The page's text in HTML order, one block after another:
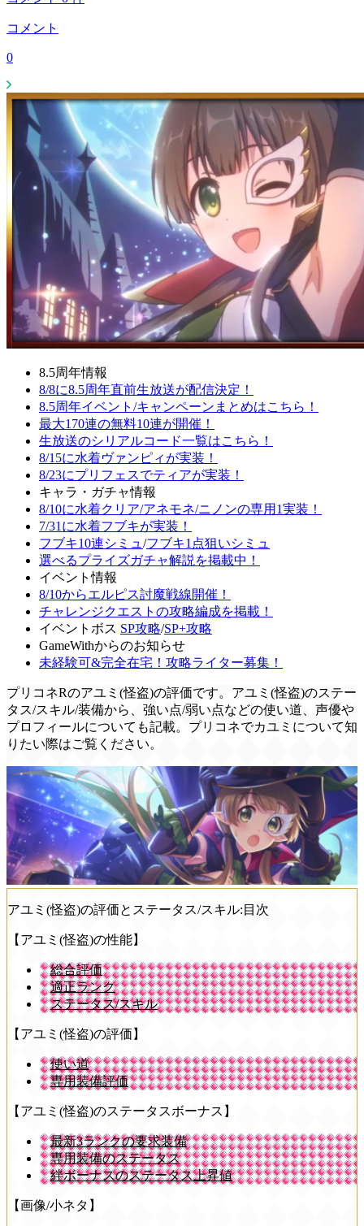
コメント
0
8.5周年情報
8/8に8.5周年直前生放送が配信決定！
8.5周年イベント/キャンペーンまとめはこちら！
最大170連の無料10連が開催！
生放送のシリアルコード一覧はこちら！
8/15に水着ヴァンピィが実装！
8/23にプリフェスでティアが実装！
キャラ・ガチャ情報
8/10に水着クリア/アネモネ/ニノンの専用1実装！
7/31に水着フブキが実装！
フブキ10連シミュ /フブキ1点狙いシミュ
選べるプライズガチャ解説を掲載中！
イベント情報
8/10からエルピス討魔戦線開催！
チャレンジクエストの攻略編成を掲載！
イベントボス SP攻略/SP+攻略
GameWithからのお知らせ
未経験可&完全在宅！攻略ライター募集！
プリコネRのアユミ(怪盗)の評価です。アユミ(怪盗)のステー
タス/スキル/装備から、強い点/弱い点などの使い道、声優や
プロフィールについても記載。プリコネでカユミについて知
りたい際はご覧ください。
アユミ(怪盗)の評価とステータス/スキル:目次
【アユミ(怪盗)の性能】
総合評価
適正ランク
ステータス/スキル
【アユミ(怪盗)の評価】
使い道
専用装備評価
【アユミ(怪盗)のステータスボーナス】
最新3ランクの要求装備
専用装備のステータス
絆ボーナスのステータス上昇値
【画像/小ネタ】